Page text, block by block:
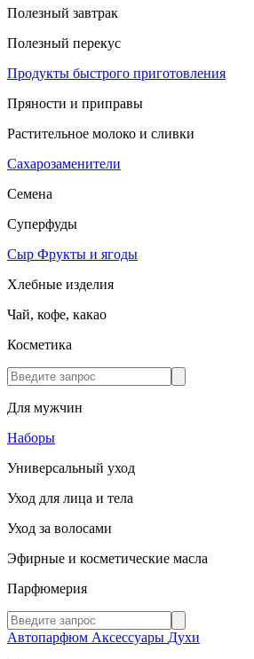
Полезный завтрак
Полезный перекус
Продукты быстрого приготовления
Пряности и приправы
Растительное молоко и сливки
Сахарозаменители
Семена
Суперфуды
Сыр Фрукты и ягоды
Хлебные изделия
Чай, кофе, какао
Косметика
Для мужчин
Наборы
Универсальный уход
Уход для лица и тела
Уход за волосами
Эфирные и косметические масла
Парфюмерия
Автопарфюм Аксессуары Духи